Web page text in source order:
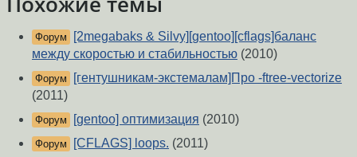
Форум
[2megabaks & Silvy][gentoo][cflags]баланс
между скоростью и стабильностью (2010)
Форум
[гентушникам-экстемалам]Про -ftree-vectorize
(2011)
Форум [gentoo] оптимизация (2010)
Форум [CFLAGS] loops. (2011)